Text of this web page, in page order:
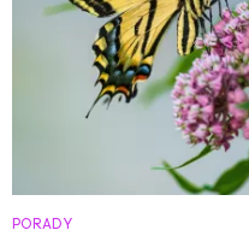
PORADY